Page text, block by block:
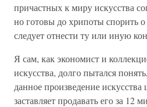
причастных к миру искусства
но готовы до хрипоты спорить
следует отнести ту или иную
Я сам, как экономист и
искусства, долго пытался
данное произведение
заставляет продавать его за 12